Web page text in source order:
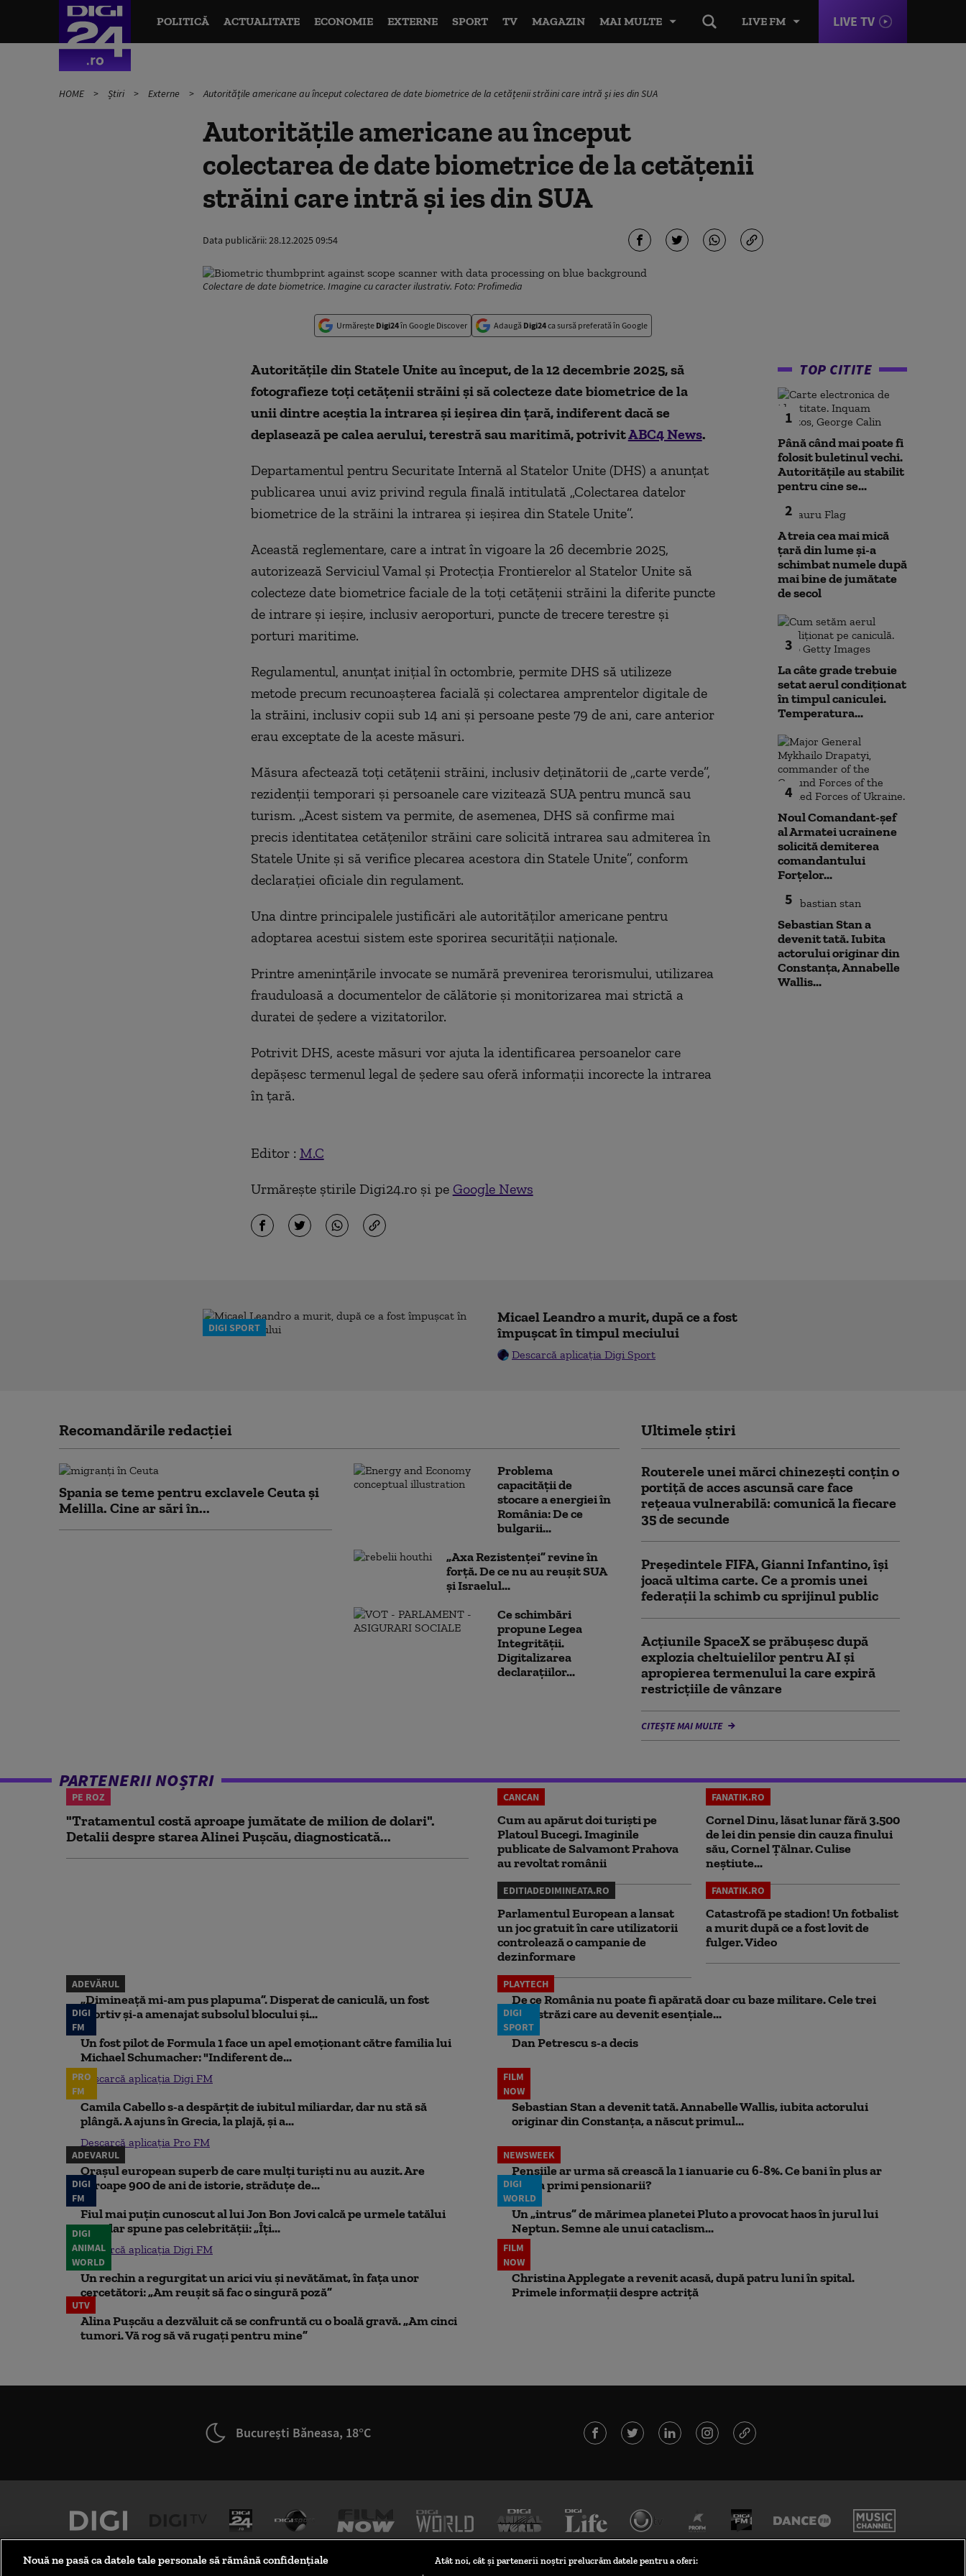
LIVE FM LIVE TV
POLITICĂ ACTUALITATE ECONOMIE EXTERNE SPORT TV MAGAZIN MAI MULTE
HOME Știri Externe Autoritățile americane au început colectarea de date biometrice de la cetățenii străini care intră și ies din SUA
Autoritățile americane au început
colectarea de date biometrice de la cetățenii
străini care intră și ies din SUA
Data publicării:28.12.2025 09:54
Colectare de date biometrice. Imagine cu caracter ilustrativ. Foto: Profimedia
Urmărește Digi24în Google Discover Adaugă Digi24ca sursă preferată în Google
Autoritățile din Statele Unite au început, de la 12 decembrie 2025, să
fotografieze toți cetățenii străini și să colecteze date biometrice de la
unii dintre aceștia la intrarea și ieșirea din țară, indiferent dacă se
deplasează pe calea aerului, terestră sau maritimă, potrivitABC4 News.
Departamentul pentru Securitate Internă al Statelor Unite (DHS) a anunțat
publicarea unui aviz privind regula finală intitulată „Colectarea datelor
biometrice de la străini la intrarea și ieșirea din Statele Unite”.
Această reglementare, care a intrat în vigoare la 26 decembrie 2025,
autorizează Serviciul Vamal și Protecția Frontierelor al Statelor Unite să
colecteze date biometrice faciale de la toți cetățenii străini la diferite puncte
de intrare și ieșire, inclusiv aeroporturi, puncte de trecere terestre și
porturi maritime.
Regulamentul, anunțat inițial în octombrie, permite DHS să utilizeze
metode precum recunoașterea facială și colectarea amprentelor digitale de
la străini, inclusiv copii sub 14 ani și persoane peste 79 de ani, care anterior
erau exceptate de la aceste măsuri.
Măsura afectează toți cetățenii străini, inclusiv deținătorii de „carte verde”,
rezidenții temporari și persoanele care vizitează SUA pentru muncă sau
turism. „Acest sistem va permite, de asemenea, DHS să confirme mai
precis identitatea cetățenilor străini care solicită intrarea sau admiterea în
Statele Unite și să verifice plecarea acestora din Statele Unite”, conform
declarației oficiale din regulament.
Una dintre principalele justificări ale autorităților americane pentru
adoptarea acestui sistem este sporirea securității naționale.
Printre amenințările invocate se numără prevenirea terorismului, utilizarea
frauduloasă a documentelor de călătorie și monitorizarea mai strictă a
duratei de ședere a vizitatorilor.
Potrivit DHS, aceste măsuri vor ajuta la identificarea persoanelor care
depășesc termenul legal de ședere sau oferă informații incorecte la intrarea
în țară.
Editor : M.C
Urmărește știrile Digi24.ro și pe Google News
TOP CITITE
1
Până când mai poate fi
folosit buletinul vechi.
Autoritățile au stabilit
pentru cine se...
2
A treia cea mai mică
țară din lume și-a
schimbat numele după
mai bine de jumătate
de secol
3
La câte grade trebuie
setat aerul condiționat
în timpul caniculei.
Temperatura...
4
Noul Comandant-șef
al Armatei ucrainene
solicită demiterea
comandantului
Forțelor...
5
Sebastian Stan a
devenit tată. Iubita
actorului originar din
Constanța, Annabelle
Wallis...
DIGI SPORT
Micael Leandro a murit, după ce a fost
împușcat în timpul meciului
Descarcă aplicația Digi Sport
Recomandările redacţiei
Spania se teme pentru exclavele Ceuta și
Melilla. Cine ar sări în...
Problema
capacității de
stocare a energiei în
România: De ce
bulgarii...
„Axa Rezistenței” revine în
forță. De ce nu au reușit SUA
și Israelul...
Ce schimbări
propune Legea
Integrității.
Digitalizarea
declarațiilor...
Ultimele știri
Routerele unei mărci chinezești conțin o
portiță de acces ascunsă care face
rețeaua vulnerabilă: comunică la fiecare
35 de secunde
Președintele FIFA, Gianni Infantino, îşi
joacă ultima carte. Ce a promis unei
federații la schimb cu sprijinul public
Acţiunile SpaceX se prăbuşesc după
explozia cheltuielilor pentru AI şi
apropierea termenului la care expiră
restricţiile de vânzare
CITEȘTE MAI MULTE
PARTENERII NOȘTRI
PE ROZ
"Tratamentul costă aproape jumătate de milion de dolari".
Detalii despre starea Alinei Pușcău, diagnosticată...
CANCAN
Cum au apărut doi turiști pe
Platoul Bucegi. Imaginile
publicate de Salvamont Prahova
au revoltat românii
FANATIK.RO
Cornel Dinu, lăsat lunar fără 3.500
de lei din pensie din cauza finului
său, Cornel Țălnar. Culise
neștiute...
EDITIADEDIMINEATA.RO
Parlamentul European a lansat
un joc gratuit în care utilizatorii
controlează o campanie de
dezinformare
FANATIK.RO
Catastrofă pe stadion! Un fotbalist
a murit după ce a fost lovit de
fulger. Video
ADEVĂRUL
„Dimineață mi-am pus plapuma”. Disperat de caniculă, un fost
sportiv și-a amenajat subsolul blocului și...
PLAYTECH
De ce România nu poate fi apărată doar cu baze militare. Cele trei
autostrăzi care au devenit esențiale...
DIGI
FM
Un fost pilot de Formula 1 face un apel emoționant către familia lui
Michael Schumacher: "Indiferent de...
Descarcă aplicația Digi FM
DIGI
SPORT
Dan Petrescu s-a decis
PRO
FM
Camila Cabello s-a despărțit de iubitul miliardar, dar nu stă să
plângă. A ajuns în Grecia, la plajă, și a...
Descarcă aplicația Pro FM
FILM
NOW
Sebastian Stan a devenit tată. Annabelle Wallis, iubita actorului
originar din Constanța, a născut primul...
ADEVARUL
Orașul european superb de care mulți turiști nu au auzit. Are
aproape 900 de ani de istorie, străduțe de...
NEWSWEEK
Pensiile ar urma să crească la 1 ianuarie cu 6-8%. Ce bani în plus ar
putea primi pensionarii?
DIGI
FM
Fiul mai puțin cunoscut al lui Jon Bon Jovi calcă pe urmele tatălui
său, dar spune pas celebrității: „Îți...
Descarcă aplicația Digi FM
DIGI
WORLD
Un „intrus” de mărimea planetei Pluto a provocat haos în jurul lui
Neptun. Semne ale unui cataclism...
DIGI
ANIMAL
WORLD
Un rechin a regurgitat un arici viu și nevătămat, în fața unor
cercetători: „Am reușit să fac o singură poză”
FILM
NOW
Christina Applegate a revenit acasă, după patru luni în spital.
Primele informații despre actriță
UTV
Alina Pușcău a dezvăluit că se confruntă cu o boală gravă. „Am cinci
tumori. Vă rog să vă rugați pentru mine”
București Băneasa, 18°C
Nouă ne pasă ca datele tale personale să rămână confidențiale Atât noi, cât și partenerii noștri prelucrăm datele pentru a oferi: